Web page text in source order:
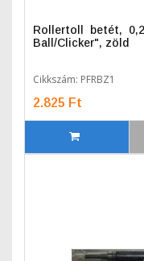
Rollertoll betét,
Ball/Clicker", zöld
Cikkszám: PFRBZ1
2.825 Ft